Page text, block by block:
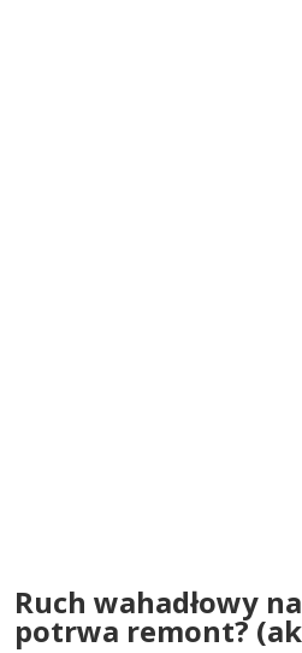
Ruch wahadłowy
potrwa remont?